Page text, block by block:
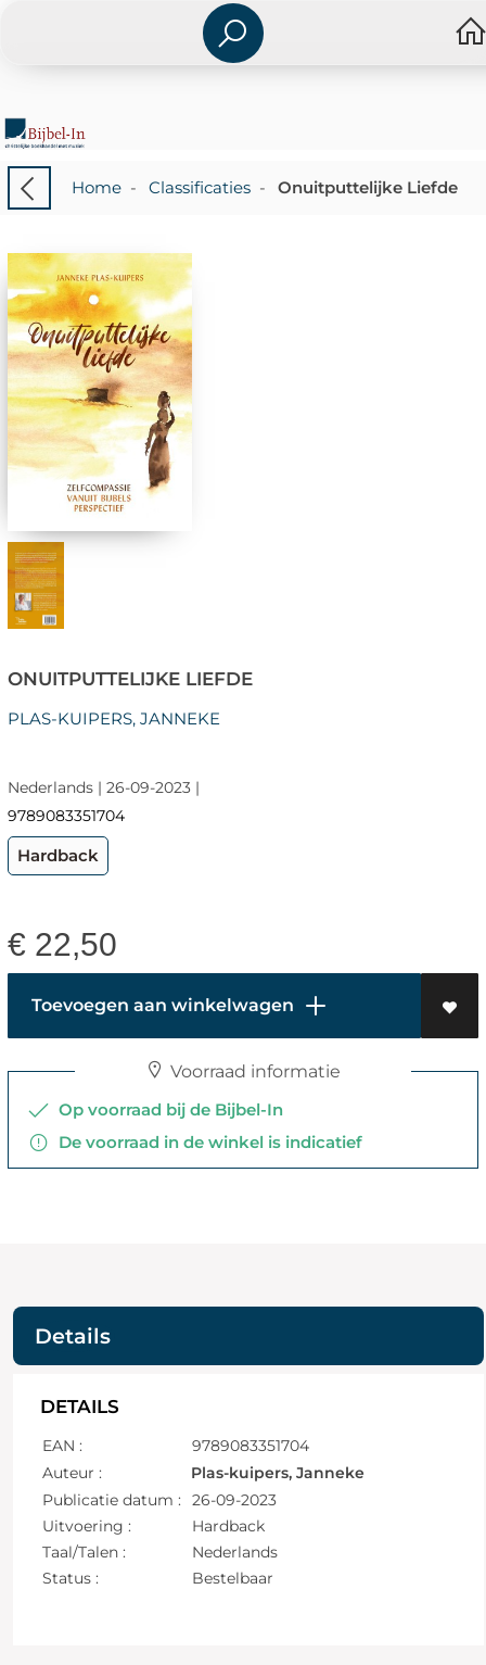
Home- Classificaties- Onuitputtelijke Liefde
ONUITPUTTELIJKE LIEFDE
PLAS-KUIPERS, JANNEKE
Nederlands | 26-09-2023 |
9789083351704
Hardback
€ 22,50
Toevoegen aan winkelwagen
Voorraad informatie
Op voorraad bij de Bijbel-In
De voorraad in de winkel is indicatief
Details
DETAILS
EAN :
9789083351704
Auteur :
Plas-kuipers, Janneke
Publicatie datum :
26-09-2023
Uitvoering :
Hardback
Taal/Talen :
Nederlands
Status :
Bestelbaar